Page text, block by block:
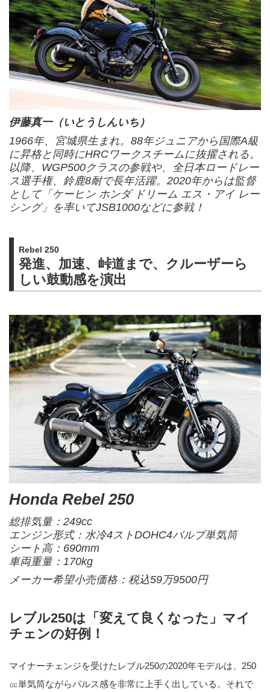
伊藤真一（いとうしんいち）
1966年、宮城県生まれ。88年ジュニアから国際A級
に昇格と同時にHRCワークスチームに抜擢される。
以降、WGP500クラスの参戦や、全日本ロードレー
ス選手権、鈴鹿8耐で長年活躍。2020年からは監督
として「ケーヒン ホンダ ドリーム エス・アイ レー
シング」を率いてJSB1000などに参戦！
Rebel 250
発進、加速、峠道まで、クルーザーら
しい鼓動感を演出
Honda Rebel 250
総排気量：249cc
エンジン形式：水冷4ストDOHC4バルブ単気筒
シート高：690mm
車両重量：170kg
メーカー希望小売価格：税込59万9500円
レブル250は「変えて良くなった」マイ
チェンの好例！
マイナーチェンジを受けたレブル250の2020年モデルは、250
㏄単気筒ながらパルス感を非常に上手く出している。それで